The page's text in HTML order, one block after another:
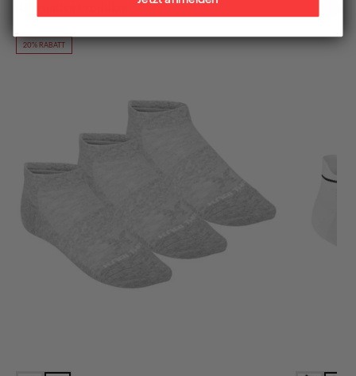
20% RABATT